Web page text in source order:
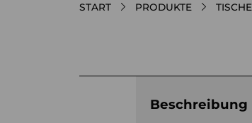
START PRODUKTE TISCHE
Beschreibung